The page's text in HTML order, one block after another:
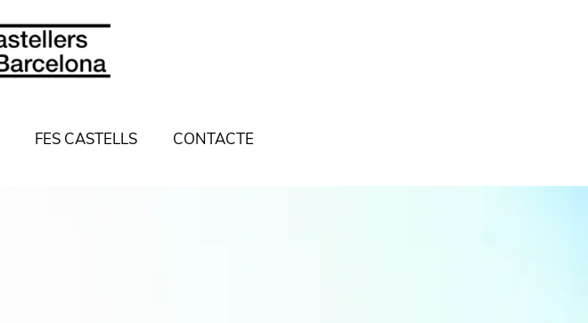
FES CASTELLS CONTACTE